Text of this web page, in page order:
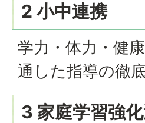
2 小中連携
学力・体力・健
通した指導の徹底
3 家庭学習強